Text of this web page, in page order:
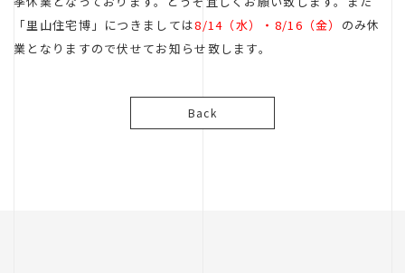
ガレージ レントハウス
「里山住宅博」につきましては8/14（水）・8/16（金） のみ休
業となりますので伏せてお知らせ致します。
Back